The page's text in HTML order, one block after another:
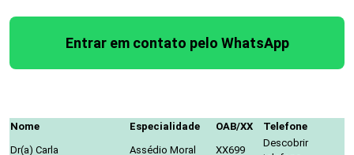
Entrar em contato pelo WhatsApp
Nome Especialidade OAB/XX
Telefone
Dr(a) Carla
Assédio Moral XX699
Descobrir